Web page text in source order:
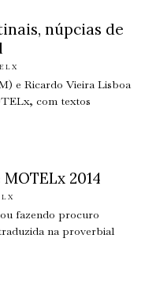
núpcias de
e Ricardo Vieira Lisboa
com textos
2014
fazendo procuro
na proverbial